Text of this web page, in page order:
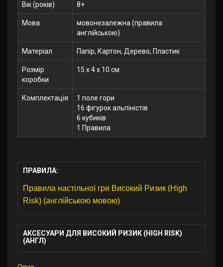
Вік (років) 8+
Мова
мовонезалежна (правила
англійською)
Матеріал Папір, Картон, Дерево, Пластик
Розмір
коробки
15 x 4 x 10 см
Комплектація
1 поле гори
16 фігурок альпіністів
6 кубиків
1 Правила
ПРАВИЛА:
Правила настільної гри Високий Ризик (High
Risk) (англійською мовою)
АКСЕСУАРИ ДЛЯ ВИСОКИЙ РИЗИК (HIGH RISK)
(АНГЛ)